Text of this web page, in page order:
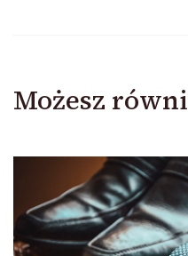
Możesz